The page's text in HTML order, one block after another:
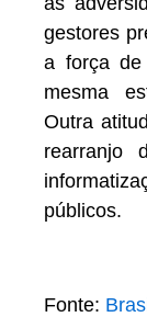
gestores
a força
mesma
Outra
rearranjo
públicos.
Fonte: